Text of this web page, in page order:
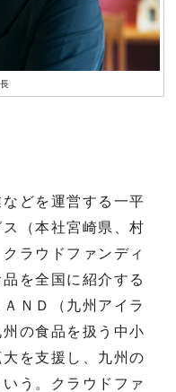
どを運営する一平
ス（本社宮崎県、村
ラウドファンディ
を全国に紹介する
ＮＤ（九州アイラ
の食品を扱う中小
を支援し、九州の
う。クラウドファ